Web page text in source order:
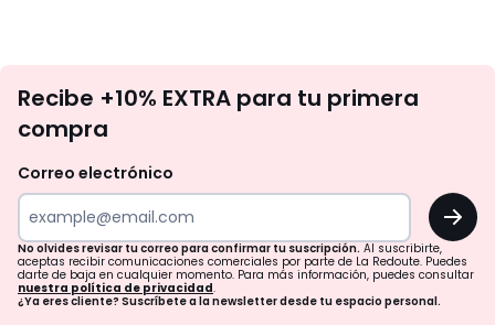
te
tu
para
confirmar
tu
Recibe +10% EXTRA para tu primera
compra
Correo electrónico
OK
No olvides revisar tu correo para confirmar tu suscripción. Al suscribirte,
aceptas recibir comunicaciones comerciales por parte de La Redoute. Puedes
darte de baja en cualquier momento. Para más información, puedes consultar
nuestra política de privacidad.
¿Ya eres cliente? Suscríbete a la newsletter desde tu espacio personal.